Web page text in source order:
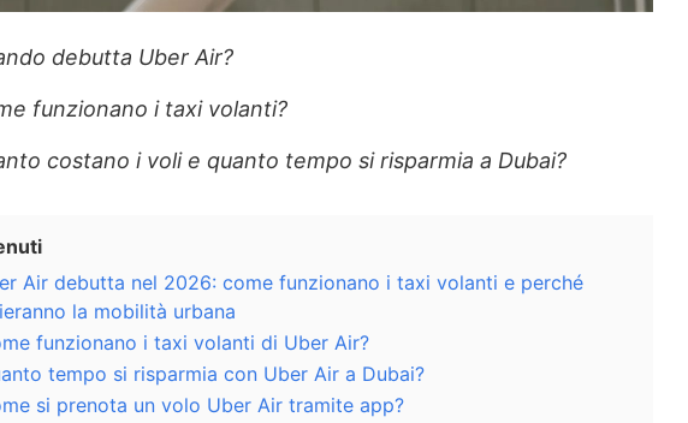
debutta Uber Air?
funzionano i taxi volanti?
costano i voli e quanto tempo si risparmia a Dubai?
Air debutta nel 2026: come funzionano i taxi volanti e perché
la mobilità urbana
funzionano i taxi volanti di Uber Air?
tempo si risparmia con Uber Air a Dubai?
si prenota un volo Uber Air tramite app?